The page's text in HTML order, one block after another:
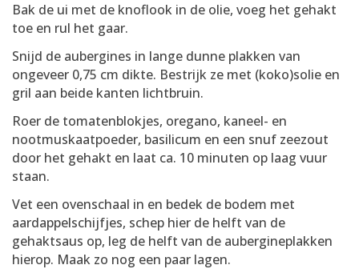
Bak de ui met de knoflook in de olie, voeg het gehakt
toe en rul het gaar.
Snijd de aubergines in lange dunne plakken van
ongeveer 0,75 cm dikte. Bestrijk ze met (koko)solie en
gril aan beide kanten lichtbruin.
Roer de tomatenblokjes, oregano, kaneel- en
nootmuskaatpoeder, basilicum en een snuf zeezout
door het gehakt en laat ca. 10 minuten op laag vuur
staan.
Vet een ovenschaal in en bedek de bodem met
aardappelschijfjes, schep hier de helft van de
gehaktsaus op, leg de helft van de aubergineplakken
hierop. Maak zo nog een paar lagen.